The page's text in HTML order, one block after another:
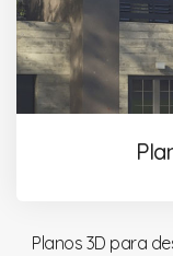
Planos 3D para